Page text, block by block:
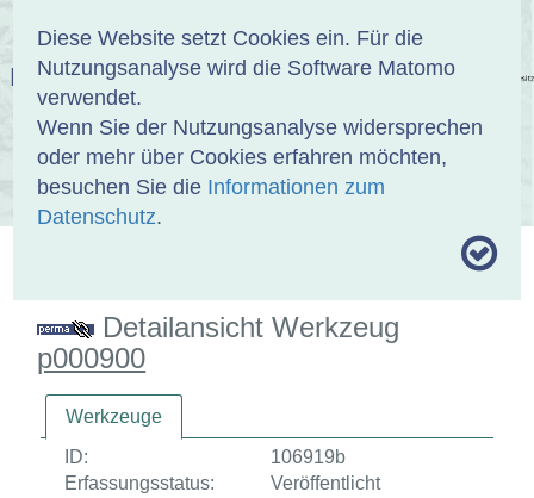
Diese Website setzt Cookies ein. Für die
Nutzungsanalyse wird die Software Matomo
verwendet.
Wenn Sie der Nutzungsanalyse widersprechen
oder mehr über Cookies erfahren möchten,
besuchen Sie die Informationen zum
Datenschutz.
EINBANDDATENBANK
ÜBER UNS SAMMLUNGEN SUCHE
Detailansicht Werkzeug
p000900
Werkzeuge
ID:
106919b
Erfassungsstatus:
Veröffentlicht